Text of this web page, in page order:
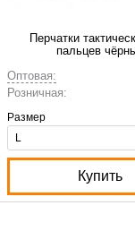
Перчатки
пальцев
Оптовая:
Розничная:
Размер
Купить